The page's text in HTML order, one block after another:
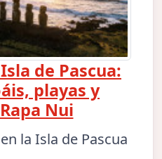
de Pascua:
playas y
Nui
la Isla de Pascua